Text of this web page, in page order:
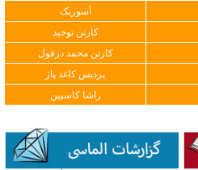
آسوریک
کارتن توحید
کارتن محمد دزفول
پردیس کاغذ پاژ
راشا کاسپین